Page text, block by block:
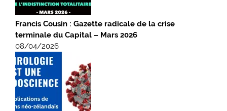
Francis Cousin : Gazette radicale de la crise
terminale du Capital – Mars 2026
08/04/2026